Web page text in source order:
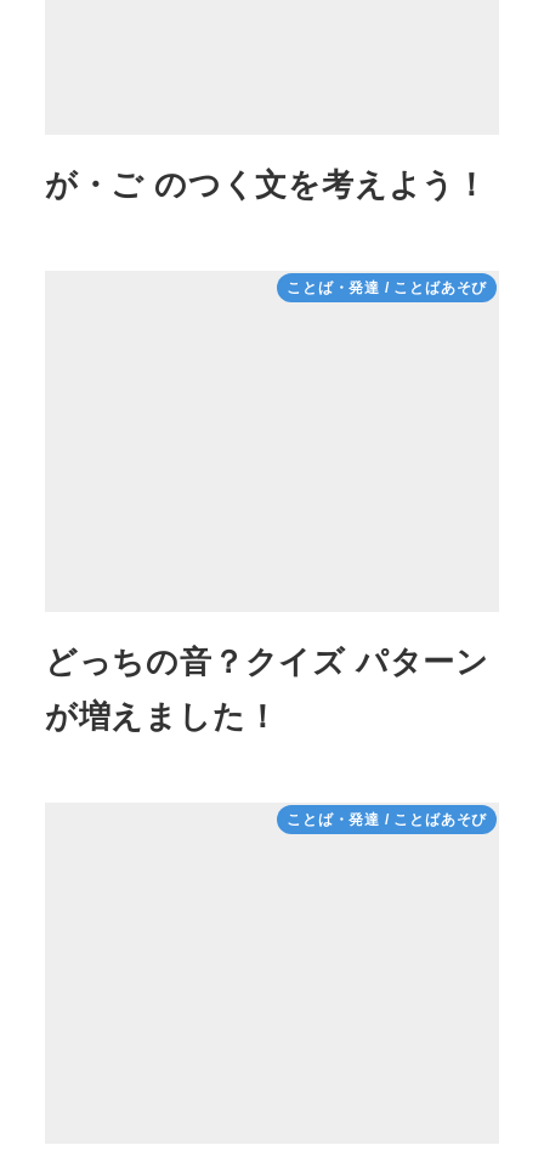
が・ご のつく文を考えよう！
ことば・発達 / ことばあそび
どっちの音？クイズ パターン
が増えました！
ことば・発達 / ことばあそび